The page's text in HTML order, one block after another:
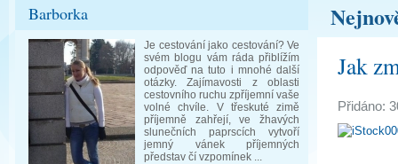
Barborka
Je cestování jako cestování? Ve
svém blogu vám ráda přiblížím
odpověď na tuto i mnohé další
otázky. Zajímavosti z oblasti
cestovního ruchu zpříjemní vaše
volné chvíle. V třeskuté zimě
příjemně zahřejí, ve žhavých
slunečních paprscích vytvoří
jemný vánek příjemných
představ čí vzpomínek ...
Jak
Přidáno: